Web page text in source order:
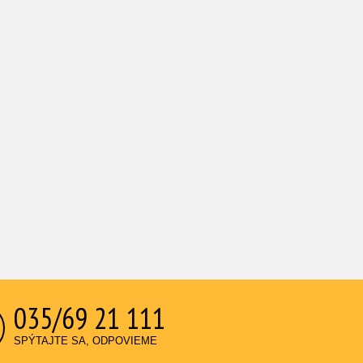
035/69 21 111
SPÝTAJTE SA, ODPOVIEME